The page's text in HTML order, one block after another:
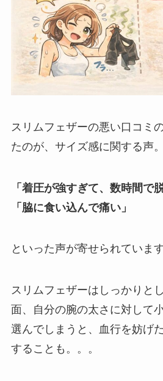
スリムフェザーの悪い口コミ
たのが、サイズ感に関する声。
「着圧が強すぎて、数時間で
「脇に食い込んで痛い」
といった声が寄せられています
スリムフェザーはしっかりと
面、自分の腕の太さに対して
選んでしまうと、血行を妨げ
することも。。。